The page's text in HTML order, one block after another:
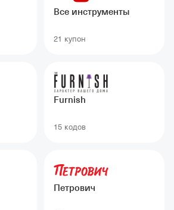
Все инструменты
21 купон
Furnish
15 кодов
Петрович